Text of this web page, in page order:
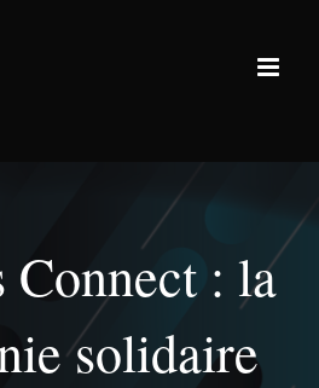
Connect : la
solidaire